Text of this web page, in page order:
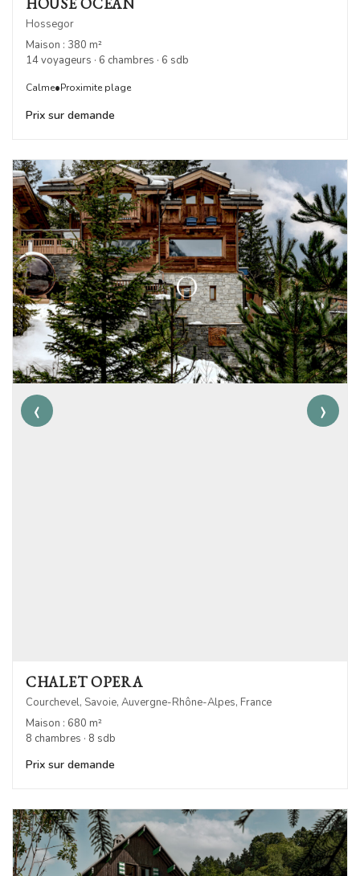
HOUSE OCEAN
Hossegor
Maison : 380 m²
14 voyageurs · 6 chambres · 6 sdb
Calme•Proximite plage
Prix sur demande
‹ ›
CHALET OPERA
Courchevel, Savoie, Auvergne-Rhône-Alpes, France
Maison : 680 m²
8 chambres · 8 sdb
Prix sur demande